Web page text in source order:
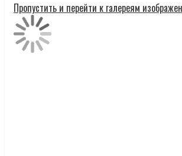
Пропустить и перейти к галереям